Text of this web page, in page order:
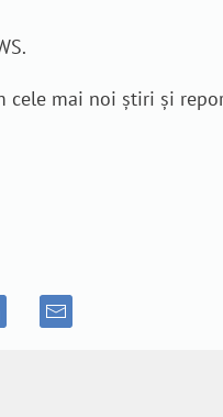
cele mai noi știri și